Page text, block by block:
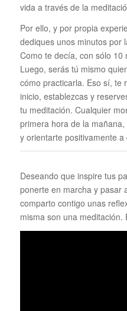
vida a través de la
Por ello, y por propia
dediques unos minutos por
Como te decía, con sólo 10
Luego, serás tú mismo
cómo practicarla. Eso sí, te
inicio, establezcas y
tu meditación. Cualquier
primera hora de la
y orientarte positivamente
Deseando que inspire tus
ponerte en marcha y pasar
comparto contigo unas
misma son una meditación.